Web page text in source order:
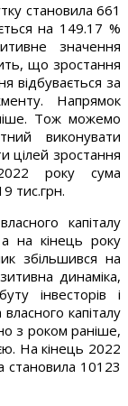
становила 661
на 149.17 %
значення
що зростання
відбувається за
Напрямок
Тож можемо
виконувати
цілей зростання
року сума
тис.грн.
капіталу
на кінець року
збільшився на
динаміка,
інвесторів і
капіталу
з роком раніше,
На кінець 2022
становила 10123